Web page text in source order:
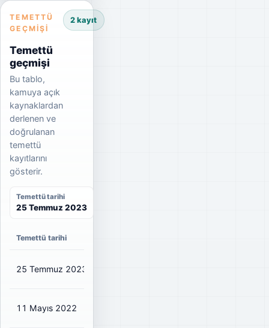
TEMETTÜ
GEÇMIŞI
Temettü
geçmişi
Bu tablo,
kamuya açık
kaynaklardan
derlenen ve
doğrulanan
temettü
kayıtlarını
gösterir.
2 kayıt
Temettü tarihi
25 Temmuz 2023
Temettü tarihi
25 Temmuz 2023
11 Mayıs 2022